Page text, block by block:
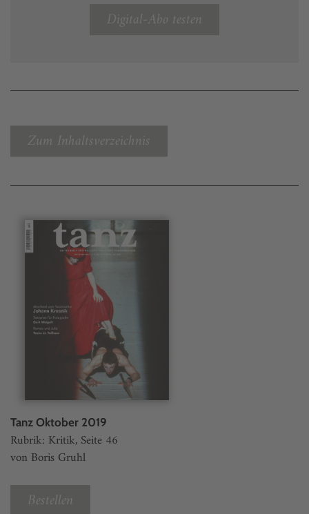
Digital-Abo testen
Zum Inhaltsverzeichnis
Tanz Oktober 2019
Rubrik: Kritik, Seite 46
von Boris Gruhl
Bestellen